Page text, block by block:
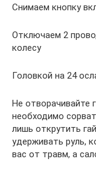
Снимаем кнопку
Отключаем 2
колесу
Головкой на 24
Не отворачивайте
необходимо
лишь открутить
удерживать руль,
вас от травм, а